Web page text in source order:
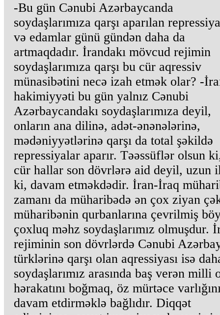
-Bu gün Cənubi Azərbaycanda
soydaşlarımıza qarşı aparılan
və edamlar günü gündən daha da
artmaqdadır. İrandakı mövcud rejimin
soydaşlarımıza qarşı bu cür aqressiv
münasibətini necə izah etmək olar? -
hakimiyyəti bu gün yalnız Cənubi
Azərbaycandakı soydaşlarımıza deyil,
onların ana dilinə, adət-ənənələrinə,
mədəniyyətlərinə qarşı da total şəkildə
repressiyalar aparır. Təəssüflər olsun
cür hallar son dövrlərə aid deyil, uzun
ki, davam etməkdədir. İran-İraq
zamanı da müharibədə ən çox ziyan
müharibənin qurbanlarına çevrilmiş
çoxluq məhz soydaşlarımız olmuşdur.
rejiminin son dövrlərdə Cənubi
türklərinə qarşı olan aqressiyası isə
soydaşlarımız arasında baş verən milli
hərakatını boğmaq, öz mürtəce
davam etdirməklə bağlıdır. Diqqət